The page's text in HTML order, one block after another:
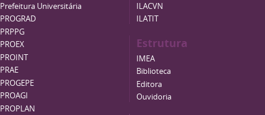
Prefeitura Universitária
PROGRAD
PRPPG
PROEX
PROINT
PRAE
PROGEPE
PROAGI
PROPLAN
ILACVN
ILATIT
Estrutura
IMEA
Biblioteca
Editora
Ouvidoria